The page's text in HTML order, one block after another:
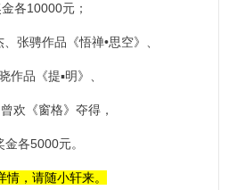
各10000元；
张骋作品《悟禅•思空》、
作品《提▪明》、
欢《窗格》夺得，
金各5000元。
情，请随小轩来。